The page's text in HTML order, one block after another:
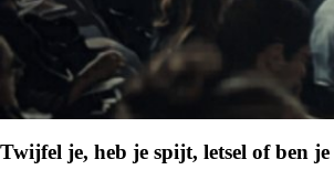
Twijfel je, heb je spijt, letsel of ben